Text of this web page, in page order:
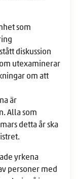
som
diskussion
utexaminerar
om att
är
Alla som
detta år ska
yrkena
personer med